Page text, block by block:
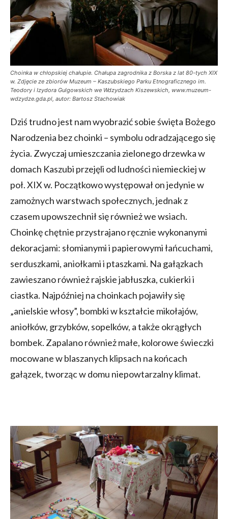
Choinka w chłopskiej chałupie. Chałupa zagrodnika z Borska z lat 80-tych XIX
w. Zdjęcie ze zbiorów Muzeum – Kaszubskiego Parku Etnograficznego im.
Teodory i Izydora Gulgowskich we Wdzydzach Kiszewskich, www.muzeum-
wdzydze.gda.pl, autor: Bartosz Stachowiak
Dziś trudno jest nam wyobrazić sobie święta Bożego
Narodzenia bez choinki – symbolu odradzającego się
życia. Zwyczaj umieszczania zielonego drzewka w
domach Kaszubi przejęli od ludności niemieckiej w
poł. XIX w. Początkowo występował on jedynie w
zamożnych warstwach społecznych, jednak z
czasem upowszechnił się również we wsiach.
Choinkę chętnie przystrajano ręcznie wykonanymi
dekoracjami: słomianymi i papierowymi łańcuchami,
serduszkami, aniołkami i ptaszkami. Na gałązkach
zawieszano również rajskie jabłuszka, cukierki i
ciastka. Najpóźniej na choinkach pojawiły się
„anielskie włosy”, bombki w kształcie mikołajów,
aniołków, grzybków, sopelków, a także okrągłych
bombek. Zapalano również małe, kolorowe świeczki
mocowane w blaszanych klipsach na końcach
gałązek, tworząc w domu niepowtarzalny klimat.